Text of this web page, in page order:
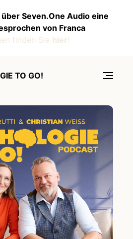
Seven.One Audio eine
von Franca
finden Sie hier!
TO GO!